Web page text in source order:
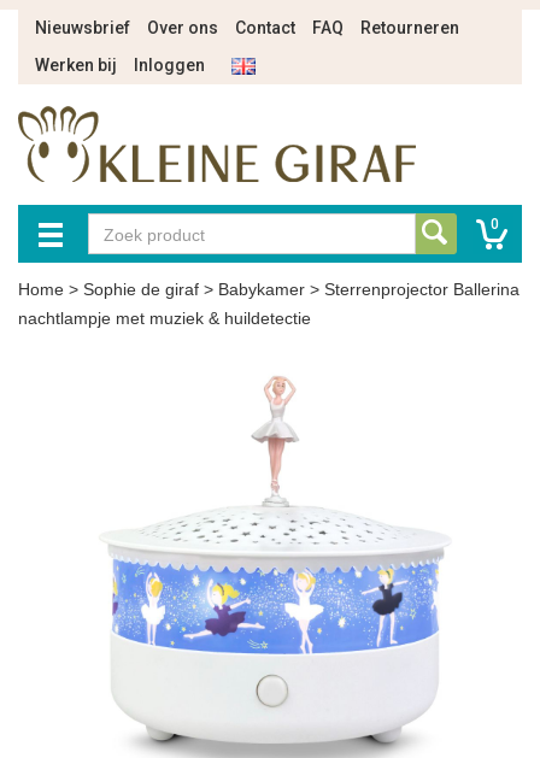
Nieuwsbrief Over ons Contact FAQ
Retourneren
Werken bij
Inloggen
0
Home > Sophie de giraf > Babykamer > Sterrenprojector Ballerina
nachtlampje met muziek & huildetectie